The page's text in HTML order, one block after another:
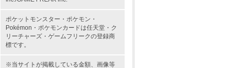
ポケットモンスター ・ポケモン・
Pokémon・ ポケモンカードは任天堂・ ク
リーチャーズ ・ ゲームフリークの登録商
標です。
※当サイトが掲載している金額、画像等